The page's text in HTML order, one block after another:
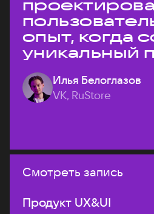
опыт, когда
уникальный
на рынке?
Илья Белоглазов
VK, RuStore
Смотреть запись
Продукт UX&UI